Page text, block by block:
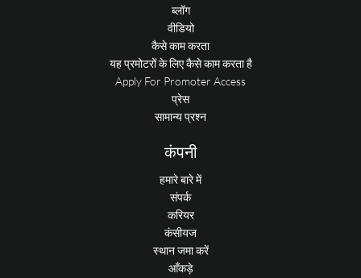
ब्लॉग
वीडियो
कैसे काम करता
यह प्रमोटरों के लिए कैसे काम करता है
Apply For Promoter Access
प्रेस
सामान्य प्रश्न
कंपनी
हमारे बारे में
संपर्क
करियर
कंसीयज
स्थान जमा करें
आँकड़े